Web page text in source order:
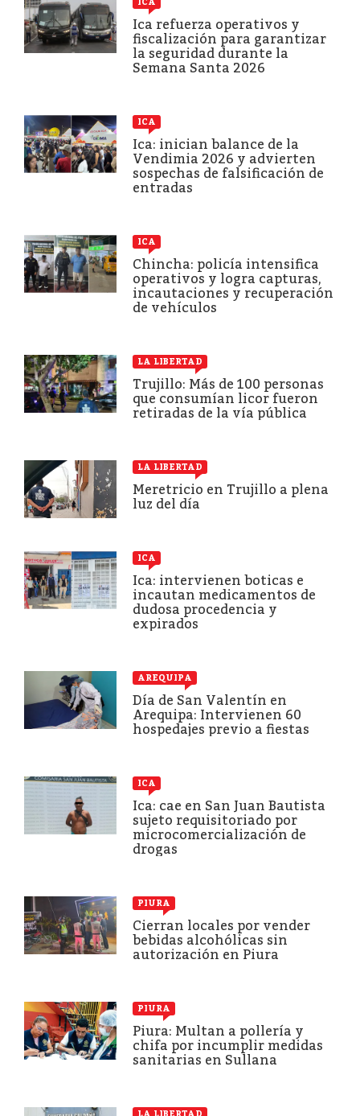
Ica refuerza operativos y
fiscalización para garantizar
la seguridad durante la
Semana Santa 2026
ICA
Ica: inician balance de la
Vendimia 2026 y advierten
sospechas de falsificación de
entradas
ICA
Chincha: policía intensifica
operativos y logra capturas,
incautaciones y recuperación
de vehículos
LA LIBERTAD
Trujillo: Más de 100 personas
que consumían licor fueron
retiradas de la vía pública
LA LIBERTAD
Meretricio en Trujillo a plena
luz del día
ICA
Ica: intervienen boticas e
incautan medicamentos de
dudosa procedencia y
expirados
AREQUIPA
Día de San Valentín en
Arequipa: Intervienen 60
hospedajes previo a fiestas
ICA
Ica: cae en San Juan Bautista
sujeto requisitoriado por
microcomercialización de
drogas
PIURA
Cierran locales por vender
bebidas alcohólicas sin
autorización en Piura
PIURA
Piura: Multan a pollería y
chifa por incumplir medidas
sanitarias en Sullana
LA LIBERTAD